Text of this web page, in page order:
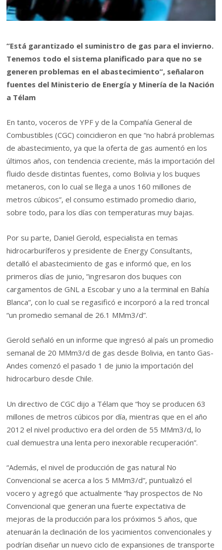
“Está garantizado el suministro de gas para el invierno.
Tenemos todo el sistema planificado para que no se
generen problemas en el abastecimiento”, señalaron
fuentes del Ministerio de Energía y Minería de la Nación
a Télam
En tanto, voceros de YPF y de la Compañía General de
Combustibles (CGC) coincidieron en que “no habrá problemas
de abastecimiento, ya que la oferta de gas aumentó en los
últimos años, con tendencia creciente, más la importación del
fluido desde distintas fuentes, como Bolivia y los buques
metaneros, con lo cual se llega a unos 160 millones de
metros cúbicos”, el consumo estimado promedio diario,
sobre todo, para los días con temperaturas muy bajas.
Por su parte, Daniel Gerold, especialista en temas
hidrocarburíferos y presidente de Energy Consultants,
detalló el abastecimiento de gas e informó que, en los
primeros días de junio, ”ingresaron dos buques con
cargamentos de GNL a Escobar y uno a la terminal en Bahía
Blanca”, con lo cual se regasificó e incorporó a la red troncal
“un promedio semanal de 26.1 MMm3/d”.
Gerold señaló en un informe que ingresó al país un promedio
semanal de 20 MMm3/d de gas desde Bolivia, en tanto Gas-
Andes comenzó el pasado 1 de junio la importación del
hidrocarburo desde Chile.
Un directivo de CGC dijo a Télam que “hoy se producen 63
millones de metros cúbicos por día, mientras que en el año
2012 el nivel productivo era del orden de 55 MMm3/d, lo
cual demuestra una lenta pero inexorable recuperación”.
“Además, el nivel de producción de gas natural No
Convencional se acerca a los 5 MMm3/d”, puntualizó el
vocero y agregó que actualmente “hay prospectos de No
Convencional que generan una fuerte expectativa de
mejoras de la producción para los próximos 5 años, que
atenuarán la declinación de los yacimientos convencionales y
podrían diseñar un nuevo ciclo de expansiones de transporte